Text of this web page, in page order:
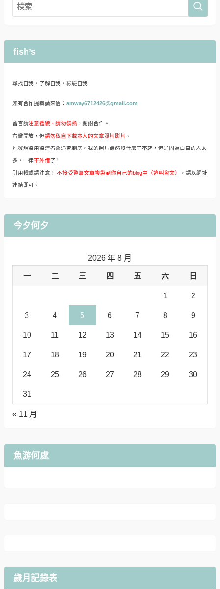
fish’s
尋找自我，了解自我，檢驗自我
如有合作提案請來信： amway6712426@gmail.com
留言請注意禮貌、請勿裝熟，謝謝合作。
右鍵開放，但請勿私自下載本人的文章照片影片 。
凡發現盜用盜連者會追究到底，我的照片雖然沒什麼了不起，但是因為白目的人太
多，一律不外借了！
引用轉載請注意！ 不接受整篇文章複製到你自己的blog中（這叫盜文） ，請以網址
連結即可。
今夕何夕
2026 年 8 月
一 二 三 四 五 六 日
1 2
3 4 5 6 7 8 9
10 11 12 13 14 15 16
17 18 19 20 21 22 23
24 25 26 27 28 29 30
31
« 11 月
魚游何處
歲月記錄表